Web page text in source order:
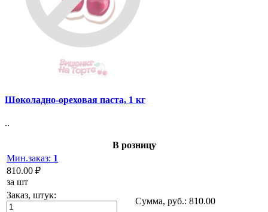
Шоколадно-ореховая паста, 1 кг
..
В розницу
Мин.заказ: 1
810.00 ₽
за шт
Заказ, штук:
Сумма, руб.: 810.00